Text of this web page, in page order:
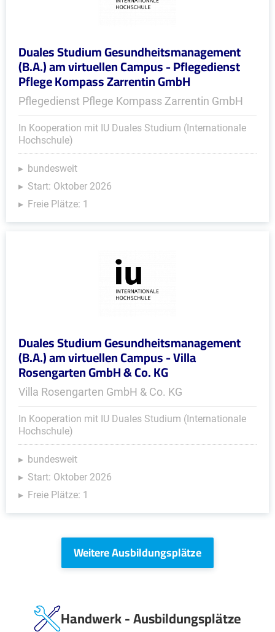
Duales Studium Gesundheitsmanagement
(B.A.) am virtuellen Campus - Pflegedienst
Pflege Kompass Zarrentin GmbH
Pflegedienst Pflege Kompass Zarrentin GmbH
In Kooperation mit IU Duales Studium (Internationale
Hochschule)
bundesweit
Start: Oktober 2026
Freie Plätze: 1
Duales Studium Gesundheitsmanagement
(B.A.) am virtuellen Campus - Villa
Rosengarten GmbH & Co. KG
Villa Rosengarten GmbH & Co. KG
In Kooperation mit IU Duales Studium (Internationale
Hochschule)
bundesweit
Start: Oktober 2026
Freie Plätze: 1
Weitere Ausbildungsplätze
Handwerk - Ausbildungsplätze